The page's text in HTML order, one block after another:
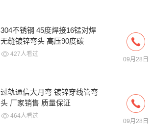
304不锈钢 45度焊接16锰对焊
无缝镀锌弯头 高压90度碳
427人看过
09月28日
过轨通信大月弯 镀锌穿线管弯
头 厂家销售 质量保证
464人看过
09月28日